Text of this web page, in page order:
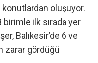
konutlardan oluşuyor.
birimle ilk sırada yer
Balıkesir’de 6 ve
zarar gördüğü